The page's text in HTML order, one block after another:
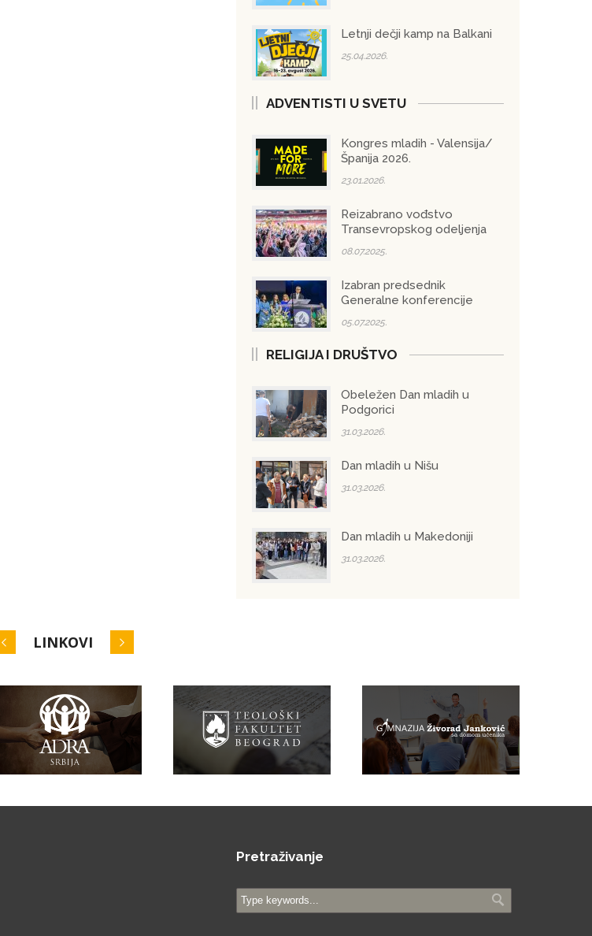
Letnji dečji kamp na Balkani
25.04.2026.
ADVENTISTI U SVETU
Kongres mladih - Valensija/
Španija 2026.
23.01.2026.
Reizabrano vođstvo
Transevropskog odeljenja
08.07.2025.
Izabran predsednik
Generalne konferencije
05.07.2025.
RELIGIJA I DRUŠTVO
Obeležen Dan mladih u
Podgorici
31.03.2026.
Dan mladih u Nišu
31.03.2026.
Dan mladih u Makedoniji
31.03.2026.
LINKOVI
Pretraživanje